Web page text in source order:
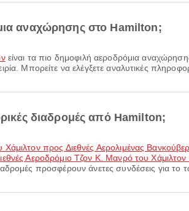
αναχώρησης στο Hamilton;
είναι τα πιο δημοφιλή αεροδρόμια
Μπορείτε να ελέγξετε αναλυτικές
διαδρομές από Hamilton;
προς Διεθνές Αερολιμένας Βανκούβερ
Αεροδρόμιο Τζον Κ. Μανρό του Χάμιλτον
προσφέρουν άνετες συνδέσεις για το